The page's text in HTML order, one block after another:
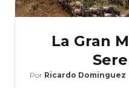
La Gran
Por Ricardo Dominguez